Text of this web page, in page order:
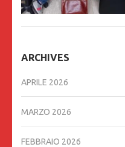
ARCHIVES
APRILE 2026
MARZO 2026
FEBBRAIO 2026